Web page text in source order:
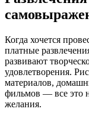
Когда хочется
платные
развивают
удовлетворения.
материалов,
фильмов — все это
желания.